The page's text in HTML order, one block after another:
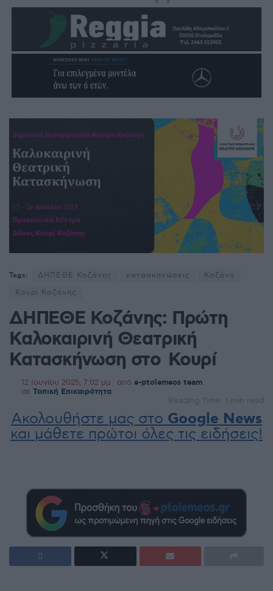
Tags: ΔΗΠΕΘΕ Κοζάνης κατασκηνώσεις
Κοζάνη
Κουρί Κοζάνης
ΔΗΠΕΘΕ Κοζάνης: Πρώτη
Καλοκαιρινή Θεατρική
Κατασκήνωση στο Κουρί
12 Ιουνίου 2025, 7:02 μμ από e-ptolemeos team
σε Τοπική Επικαιρότητα
Reading Time: 1 min read
Ακολουθήστε μας στο Google News
και μάθετε πρώτοι όλες τις ειδήσεις!